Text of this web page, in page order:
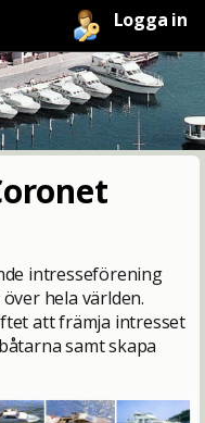
Logga in
intresseförening
hela världen.
att främja intresset
samt skapa